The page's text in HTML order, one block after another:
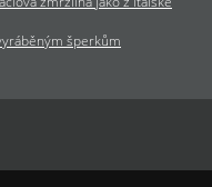
šperkům